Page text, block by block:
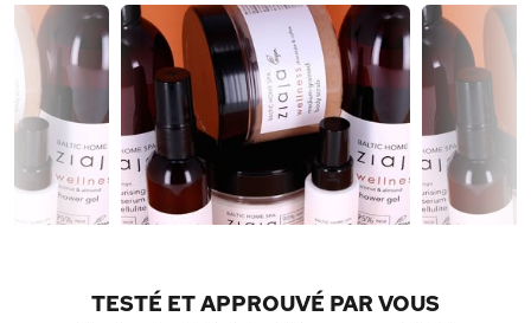
TESTÉ ET APPROUVÉ PAR VOUS